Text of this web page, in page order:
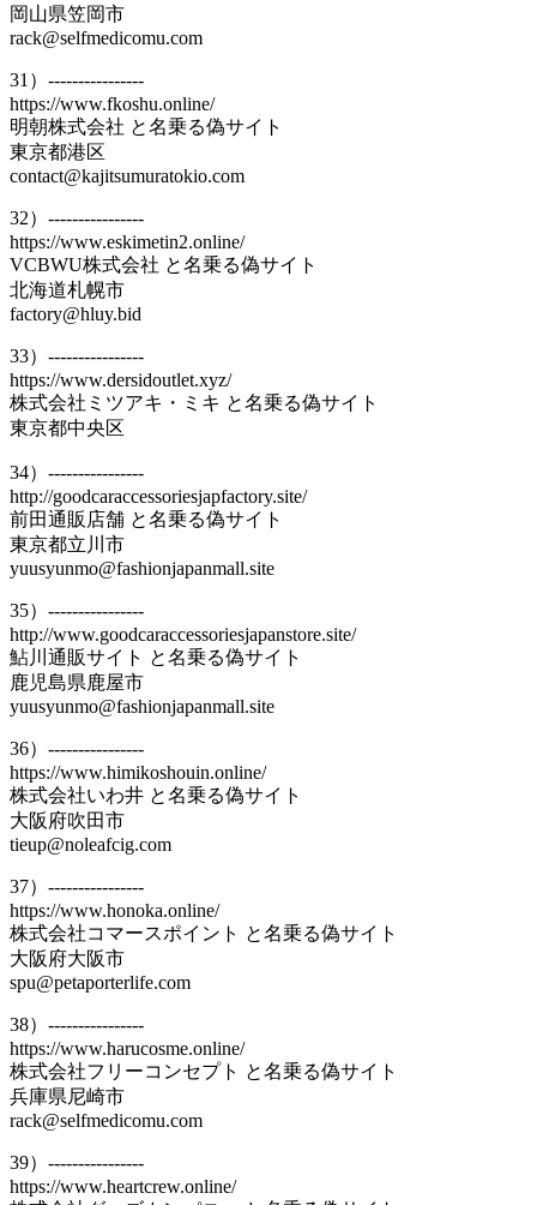
岡山県笠岡市
rack@selfmedicomu.com
31）----------------
https://www.fkoshu.online/
明朝株式会社 と名乗る偽サイト
東京都港区
contact@kajitsumuratokio.com
32）----------------
https://www.eskimetin2.online/
VCBWU株式会社 と名乗る偽サイト
北海道札幌市
factory@hluy.bid
33）----------------
https://www.dersidoutlet.xyz/
株式会社ミツアキ・ミキ と名乗る偽サイト
東京都中央区
34）----------------
http://goodcaraccessoriesjapfactory.site/
前田通販店舗 と名乗る偽サイト
東京都立川市
yuusyunmo@fashionjapanmall.site
35）----------------
http://www.goodcaraccessoriesjapanstore.site/
鮎川通販サイト と名乗る偽サイト
鹿児島県鹿屋市
yuusyunmo@fashionjapanmall.site
36）----------------
https://www.himikoshouin.online/
株式会社いわ井 と名乗る偽サイト
大阪府吹田市
tieup@noleafcig.com
37）----------------
https://www.honoka.online/
株式会社コマースポイント と名乗る偽サイト
大阪府大阪市
spu@petaporterlife.com
38）----------------
https://www.harucosme.online/
株式会社フリーコンセプト と名乗る偽サイト
兵庫県尼崎市
rack@selfmedicomu.com
39）----------------
https://www.heartcrew.online/